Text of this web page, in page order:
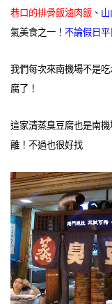
巷口的排骨飯滷肉飯 、
氣美食之一！ 不論假日
我們每次來南機場不是
腐了！
這家清蒸臭豆腐也是南
離！不過也很好找